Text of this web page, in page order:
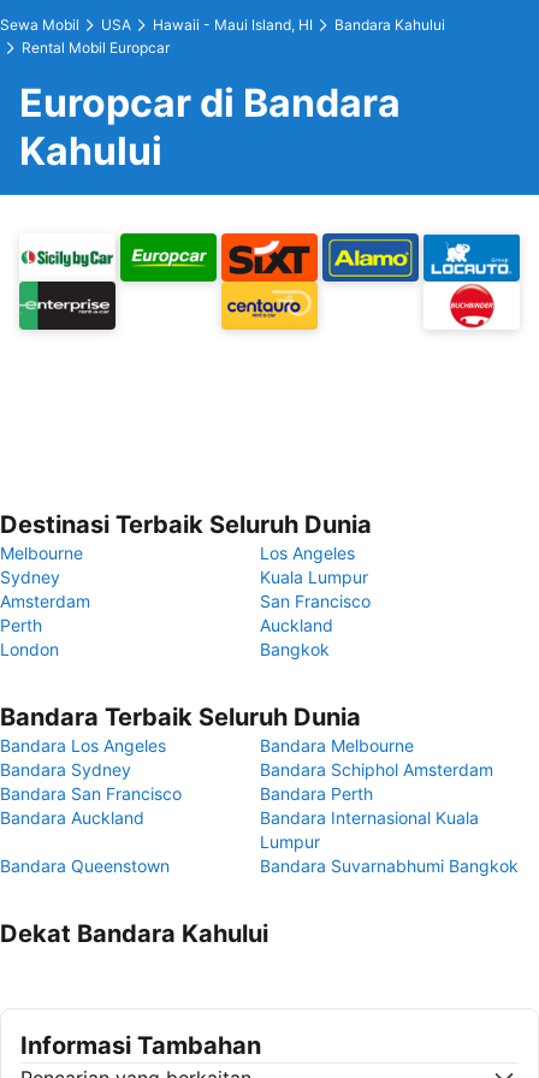
Sewa Mobil USA Hawaii - Maui Island, HI
Bandara Kahului
Rental Mobil Europcar
Europcar di Bandara
Kahului
Destinasi Terbaik Seluruh Dunia
Melbourne
Los Angeles
Sydney
Kuala Lumpur
Amsterdam
San Francisco
Perth
Auckland
London
Bangkok
Bandara Terbaik Seluruh Dunia
Bandara Los Angeles
Bandara Melbourne
Bandara Sydney
Bandara Schiphol Amsterdam
Bandara San Francisco
Bandara Perth
Bandara Auckland
Bandara Internasional Kuala
Lumpur
Bandara Queenstown
Bandara Suvarnabhumi Bangkok
Dekat Bandara Kahului
Informasi Tambahan